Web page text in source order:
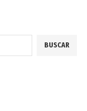
BUSCAR